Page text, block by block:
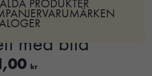
PRODUKTER
VARUMÄRKEN
Penta 150cm
med bild
kr